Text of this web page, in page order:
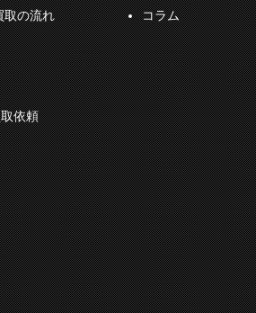
取の流れ
依頼
コラム